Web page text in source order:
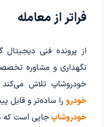
فراتر از معامله
از پرونده فنی
نگهداری و مشاوره
خودروشاپ تلاش
خودرورا ساده‌تر و قابل
خودروشاپ جایی است که